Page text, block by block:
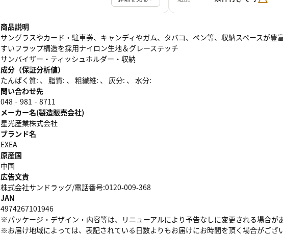
商品説明
サングラスやカード・駐車券、キャンディやガム、タバコ、ペン等、収納スペースが
すいフラップ構造を採用ナイロン生地＆グレーステッチ
サンバイザー・ティッシュホルダー・収納
成分（保証分析値）
たんぱく質: 、 脂質: 、 粗繊維: 、 灰分: 、 水分:
問い合わせ先
048‐981‐8711
メーカー名(製造販売会社)
星光産業株式会社
ブランド名
EXEA
原産国
中国
広告文責
株式会社サンドラッグ/電話番号:0120-009-368
JAN
4974267101946
※パッケージ・デザイン・内容等は、リニューアルにより予告なしに変更される場合が
※お届け地域によっては、表記されている日数よりもお届けにお時間を頂く場合がござ